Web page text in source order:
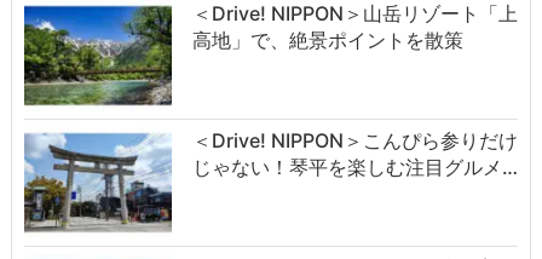
＜Drive! NIPPON＞山岳リゾート「上
高地」で、絶景ポイントを散策
＜Drive! NIPPON＞こんぴら参りだけ
じゃない！琴平を楽しむ注目グルメ…